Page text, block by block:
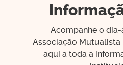
Acompanhe o
Associação Mutualista
aqui a toda a